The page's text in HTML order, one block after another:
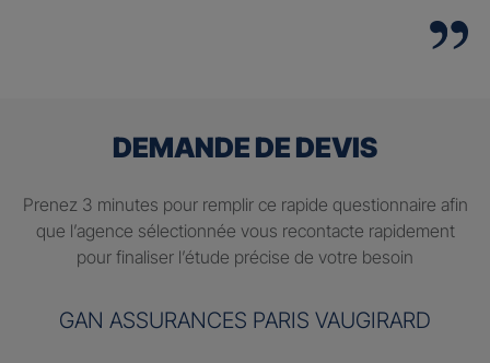
DEMANDE DE DEVIS
Prenez 3 minutes pour remplir ce rapide questionnaire afin
que l’agence sélectionnée vous recontacte rapidement
pour finaliser l’étude précise de votre besoin
GAN ASSURANCES PARIS VAUGIRARD